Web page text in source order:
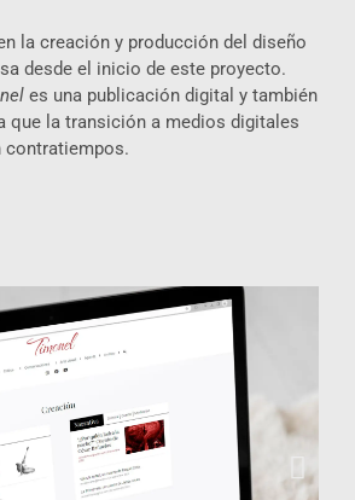
la creación y producción del diseño
desde el inicio de este proyecto.
es una publicación digital y también
que la transición a medios digitales
contratiempos.